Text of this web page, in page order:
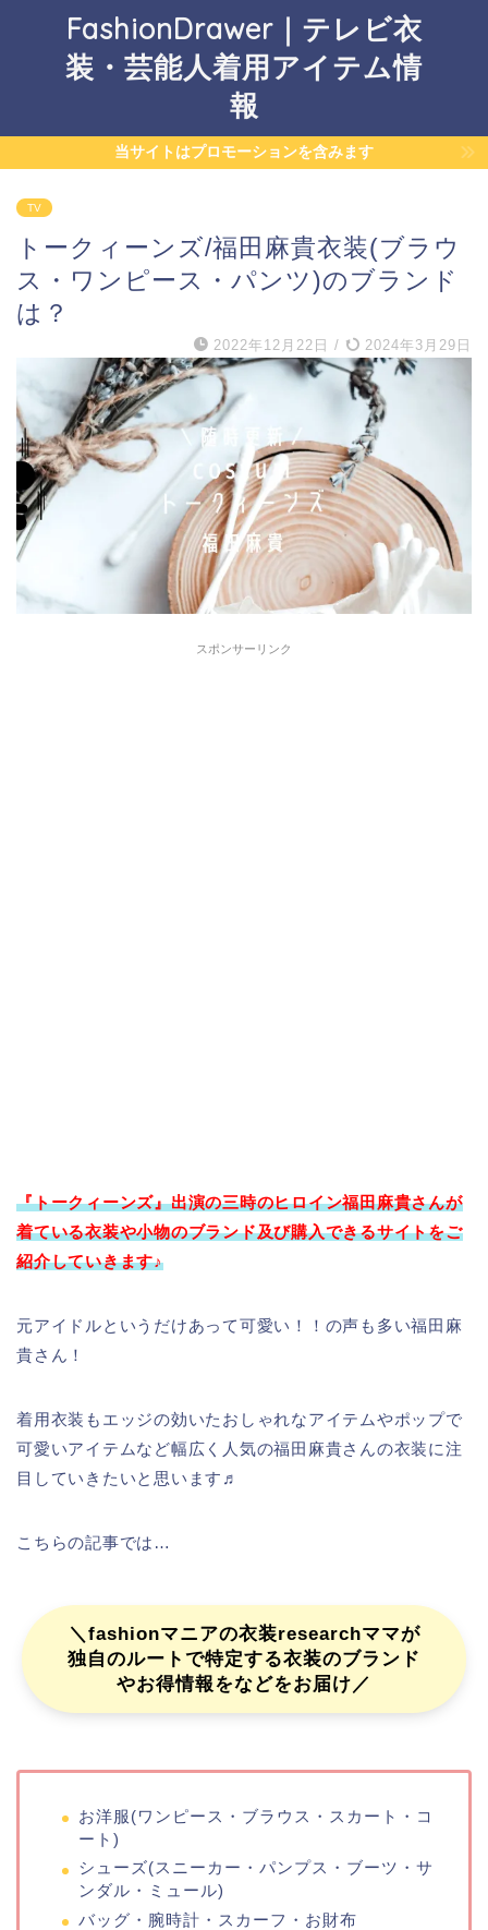
FashionDrawer｜テレビ衣
装・芸能人着用アイテム情
報
当サイトはプロモーションを含みます
TV
トークィーンズ/福田麻貴衣装(ブラウ
ス・ワンピース・パンツ)のブランド
は？
2022年12月22日 / 2024年3月29日
スポンサーリンク
『トークィーンズ』出演の三時のヒロイン福田麻貴さんが
着ている衣装や小物のブランド及び購入できるサイトをご
紹介していきます♪
元アイドルというだけあって可愛い！！の声も多い福田麻
貴さん！
着用衣装もエッジの効いたおしゃれなアイテムやポップで
可愛いアイテムなど幅広く人気の福田麻貴さんの衣装に注
目していきたいと思います♬
こちらの記事では…
＼fashionマニアの衣装researchママが
独自のルートで特定する衣装のブランド
やお得情報をなどをお届け／
お洋服(ワンピース・ブラウス・スカート・コ
ート)
シューズ(スニーカー・パンプス・ブーツ・サ
ンダル・ミュール)
バッグ・腕時計・スカーフ・お財布